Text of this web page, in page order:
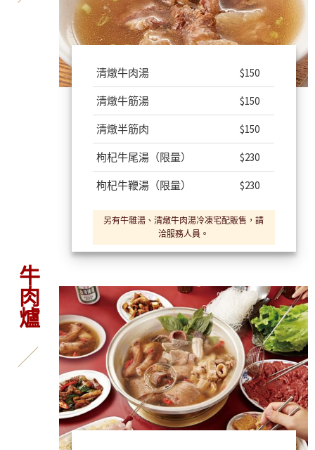
清燉牛肉湯 $150
清燉牛筋湯 $150
清燉半筋肉 $150
枸杞牛尾湯 （限量） $230
枸杞牛鞭湯 （限量） $230
另有牛雜湯、清燉牛肉湯冷凍宅配販售，請
洽服務人員。
牛肉爐